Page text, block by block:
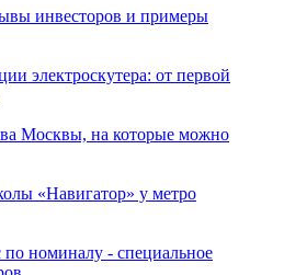
инвесторов и примеры
электроскутера: от первой
Москвы, на которые можно
«Навигатор» у метро
номиналу - специальное